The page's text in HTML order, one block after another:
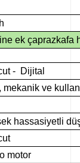
ek çaprazkafa
- Dijital
mekanik ve
hassasiyetli
motor